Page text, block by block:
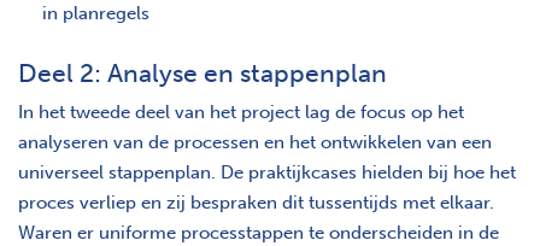
in planregels
Deel 2: Analyse en stappenplan
In het tweede deel van het project lag de focus op het
analyseren van de processen en het ontwikkelen van een
universeel stappenplan. De praktijkcases hielden bij hoe het
proces verliep en zij bespraken dit tussentijds met elkaar.
Waren er uniforme processtappen te onderscheiden in de